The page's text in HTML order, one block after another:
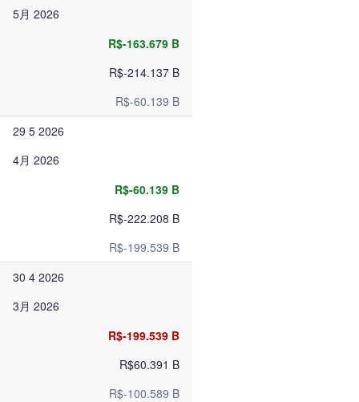
5月 2026
R$-163.679 B
R$-214.137 B
R$-60.139 B
29 5 2026
4月 2026
R$-60.139 B
R$-222.208 B
R$-199.539 B
30 4 2026
3月 2026
R$-199.539 B
R$60.391 B
R$-100.589 B